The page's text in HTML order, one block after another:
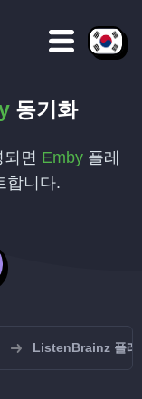
동기화
면 Emby플레
합니다.
ListenBrainz 플레